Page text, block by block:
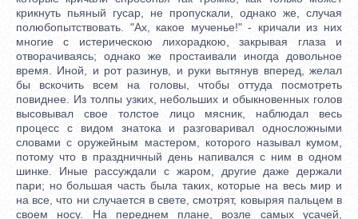
крикнуть пьяный гусар, не пропускали, однако же, случая
полюбопытствовать. "Ах, какое мученье!" - кричали из них
многие с истерическою лихорадкою, закрывая глаза и
отворачиваясь; однако же простаивали иногда довольное
время. Иной, и рот разинув, и руки вытянув вперед, желал
бы вскочить всем на головы, чтобы оттуда посмотреть
повиднее. Из толпы узких, небольших и обыкновенных голов
высовывал свое толстое лицо мясник, наблюдал весь
процесс с видом знатока и разговаривал односложными
словами с оружейным мастером, которого называл кумом,
потому что в праздничный день напивался с ним в одном
шинке. Иные рассуждали с жаром, другие даже держали
пари; но большая часть была таких, которые на весь мир и
на все, что ни случается в свете, смотрят, ковыряя пальцем в
своем носу. На переднем плане, возле самых усачей,